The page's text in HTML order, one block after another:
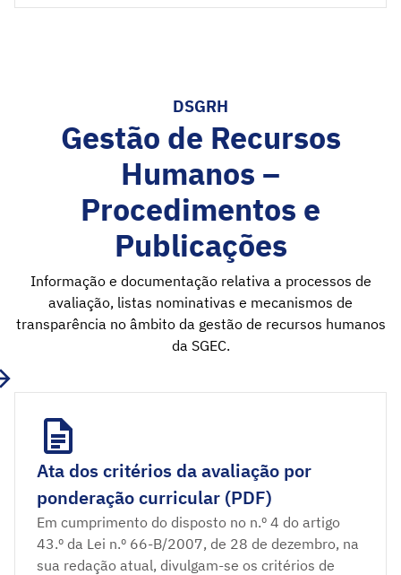
DSGRH
Gestão de Recursos
Humanos –
Procedimentos e
Publicações
Informação e documentação relativa a processos de
avaliação, listas nominativas e mecanismos de
transparência no âmbito da gestão de recursos humanos
da SGEC.
Ata dos critérios da avaliação por
ponderação curricular (PDF)
Em cumprimento do disposto no n.º 4 do artigo
43.º da Lei n.º 66-B/2007, de 28 de dezembro, na
sua redação atual, divulgam-se os critérios de